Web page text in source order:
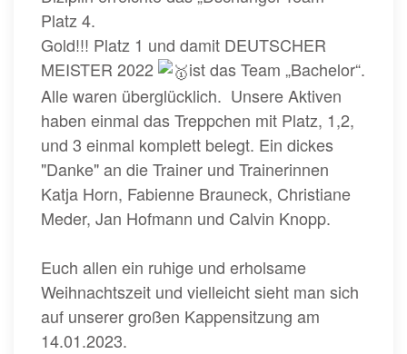
Platz 4.
Gold!!! Platz 1 und damit DEUTSCHER
MEISTER 2022
ist das Team „Bachelor“.
Alle waren überglücklich. Unsere Aktiven
haben einmal das Treppchen mit Platz, 1,2,
und 3 einmal komplett belegt. Ein dickes
"Danke" an die Trainer und Trainerinnen
Katja Horn, Fabienne Brauneck, Christiane
Meder, Jan Hofmann und Calvin Knopp.
Euch allen ein ruhige und erholsame
Weihnachtszeit und vielleicht sieht man sich
auf unserer großen Kappensitzung am
14.01.2023.